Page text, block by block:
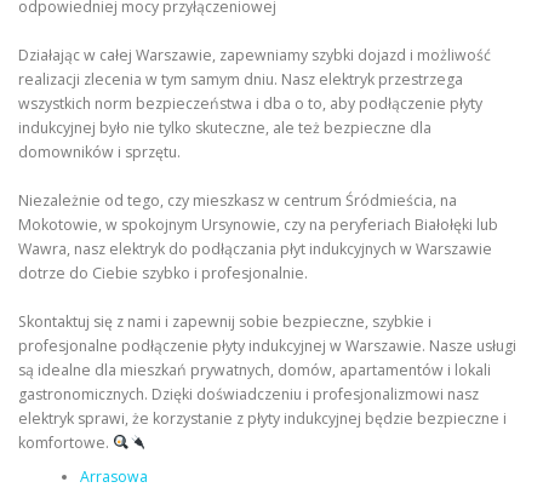
odpowiedniej mocy przyłączeniowej
Działając w całej Warszawie, zapewniamy szybki dojazd i możliwość
realizacji zlecenia w tym samym dniu. Nasz elektryk przestrzega
wszystkich norm bezpieczeństwa i dba o to, aby podłączenie płyty
indukcyjnej było nie tylko skuteczne, ale też bezpieczne dla
domowników i sprzętu.
Niezależnie od tego, czy mieszkasz w centrum Śródmieścia, na
Mokotowie, w spokojnym Ursynowie, czy na peryferiach Białołęki lub
Wawra, nasz elektryk do podłączania płyt indukcyjnych w Warszawie
dotrze do Ciebie szybko i profesjonalnie.
Skontaktuj się z nami i zapewnij sobie bezpieczne, szybkie i
profesjonalne podłączenie płyty indukcyjnej w Warszawie. Nasze usługi
są idealne dla mieszkań prywatnych, domów, apartamentów i lokali
gastronomicznych. Dzięki doświadczeniu i profesjonalizmowi nasz
elektryk sprawi, że korzystanie z płyty indukcyjnej będzie bezpieczne i
komfortowe.
Arrasowa